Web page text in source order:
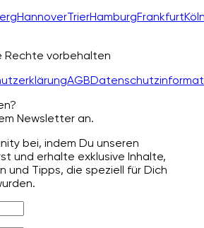
HannoverTrierHamburgFrankfurt
Rechte vorbehalten
AGB
Newsletter an.
bei, indem Du unseren
und erhalte exklusive Inhalte,
und Tipps, die speziell für Dich